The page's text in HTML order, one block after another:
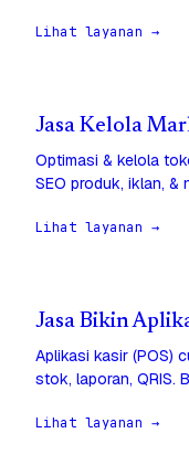
Lihat layanan →
Jasa Kelola
Optimasi & kelola
SEO produk, iklan, &
Lihat layanan →
Jasa Bikin
Aplikasi kasir (POS)
stok, laporan, QRIS.
Lihat layanan →